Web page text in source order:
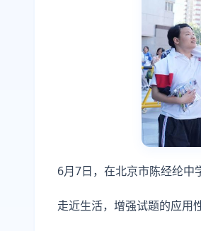
6月7日，在北京市陈经纶中
走近生活，增强试题的应